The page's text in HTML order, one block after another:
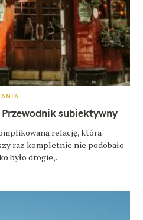
subiektywny
relację, która
raz kompletnie nie podobało
było drogie,..